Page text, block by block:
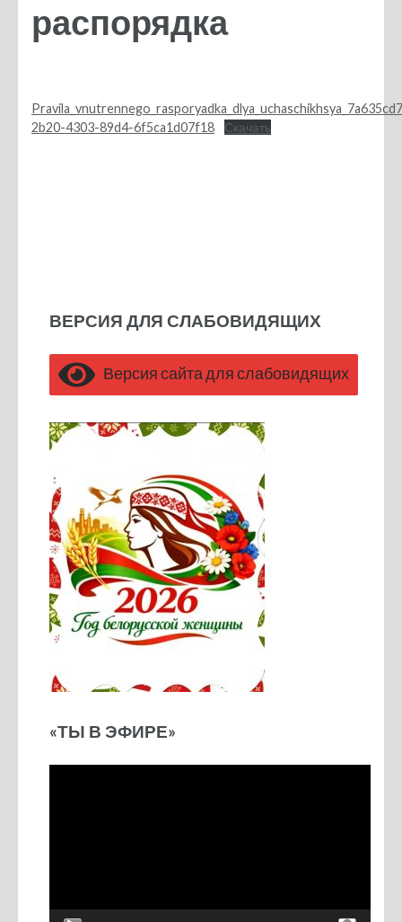
распорядка
2b20-4303-89d4-6f5ca1d07f18
Скачать
ВЕРСИЯ ДЛЯ СЛАБОВИДЯЩИХ
Версия сайта для слабовидящих
«ТЫ В ЭФИРЕ»